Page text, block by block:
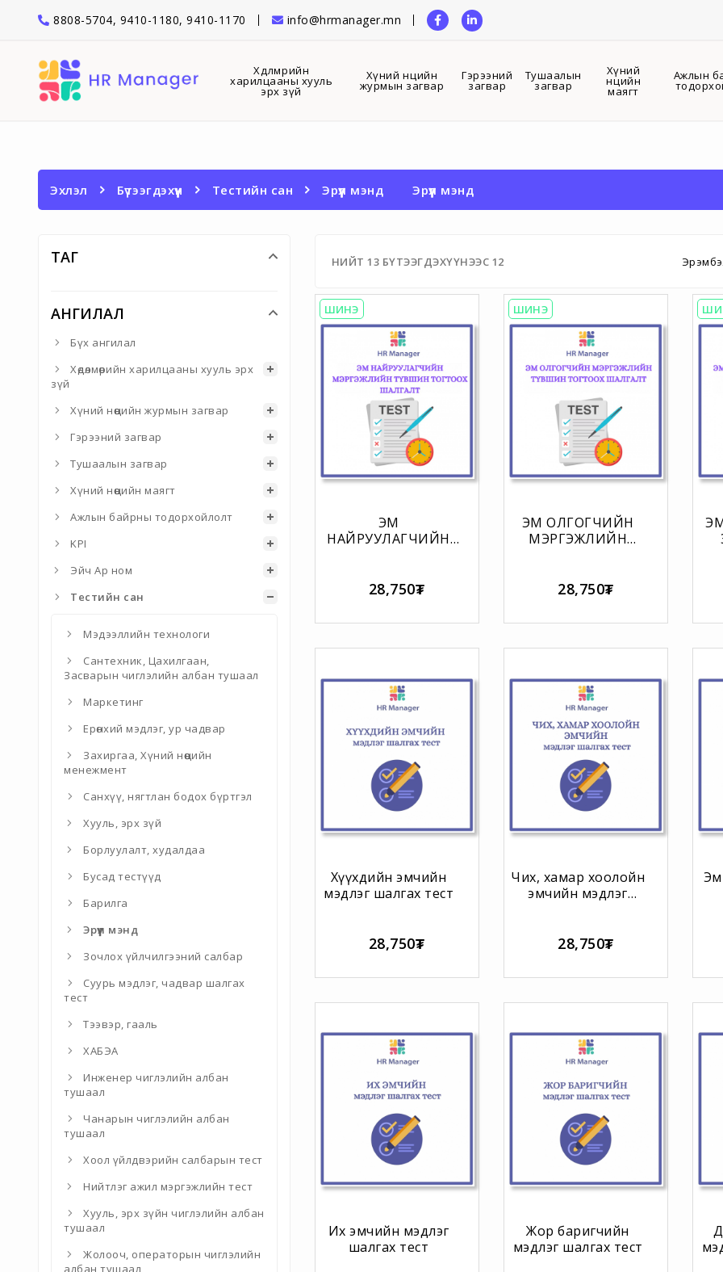
8808-5704, 9410-1180, 9410-1170 info@hrmanager.mn
Хөдөлмөрийн
харилцааны хууль
эрх зүй
Хүний нөөцийн
журмын загвар
Гэрээний
загвар
Тушаалын
загвар
Хүний
нөөцийн
маягт
Ажлын
Эхлэл Бүтээгдэхүүн Тестийн сан Эрүүл мэнд Эрүүл мэнд
ТАГ
АНГИЛАЛ
Бүх ангилал
Хөдөлмөрийн харилцааны хууль эрх
зүй
Хүний нөөцийн журмын загвар
Гэрээний загвар
Тушаалын загвар
Хүний нөөцийн маягт
Ажлын байрны тодорхойлолт
KPI
Эйч Ар ном
Тестийн сан
Мэдээллийн технологи
Сантехник, Цахилгаан,
Засварын чиглэлийн албан тушаал
Маркетинг
Ерөнхий мэдлэг, ур чадвар
Захиргаа, Хүний нөөцийн
менежмент
Санхүү, нягтлан бодох бүртгэл
Хууль, эрх зүй
Борлуулалт, худалдаа
Бусад тестүүд
Барилга
Эрүүл мэнд
Зочлох үйлчилгээний салбар
Суурь мэдлэг, чадвар шалгах
тест
Тээвэр, гааль
ХАБЭА
Инженер чиглэлийн албан
тушаал
Чанарын чиглэлийн албан
тушаал
Хоол үйлдвэрийн салбарын тест
Нийтлэг ажил мэргэжлийн тест
Хууль, эрх зүйн чиглэлийн албан
тушаал
Жолооч, операторын чиглэлийн
албан тушаал
НИЙТ 13 БҮТЭЭГДЭХҮҮНЭЭС 12
ШИНЭ
ЭМ
НАЙРУУЛАГЧИЙН
ШАЛГАЛТ
28,750₮
ШИНЭ
ЭМ ОЛГОГЧИЙН
МЭРГЭЖЛИЙН
28,750₮
Хүүхдийн эмчийн
мэдлэг шалгах тест
28,750₮
Чих, хамар хоолойн
эмчийн мэдлэг
28,750₮
Эм
Их эмчийн мэдлэг
шалгах тест
Жор баригчийн
мэдлэг шалгах тест